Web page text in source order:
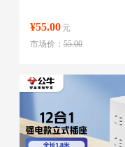
¥55.00 元
市场价：55.00